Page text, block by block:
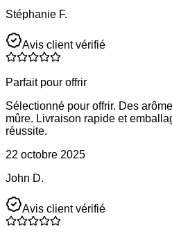
Stéphanie F.
Avis client vérifié
Parfait pour offrir
Sélectionné pour offrir. Des
mûre. Livraison rapide et
réussite.
22 octobre 2025
John D.
Avis client vérifié